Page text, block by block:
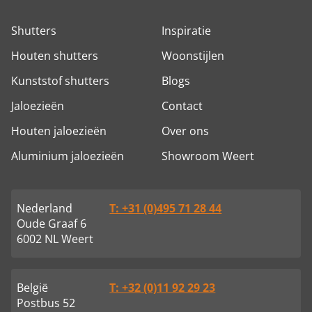
Shutters
Houten shutters
Kunststof shutters
Jaloezieën
Houten jaloezieën
Aluminium jaloezieën
Inspiratie
Woonstijlen
Blogs
Contact
Over ons
Showroom Weert
Nederland
Oude Graaf 6
6002 NL Weert
T: +31 (0)495 71 28 44
België
Postbus 52
T: +32 (0)11 92 29 23